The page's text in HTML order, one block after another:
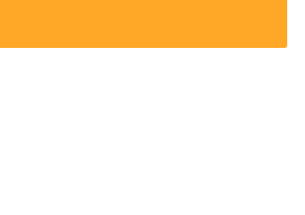
TUNのメンバーとして広く知ら
こから「田中樹＝田中聖の弟」と